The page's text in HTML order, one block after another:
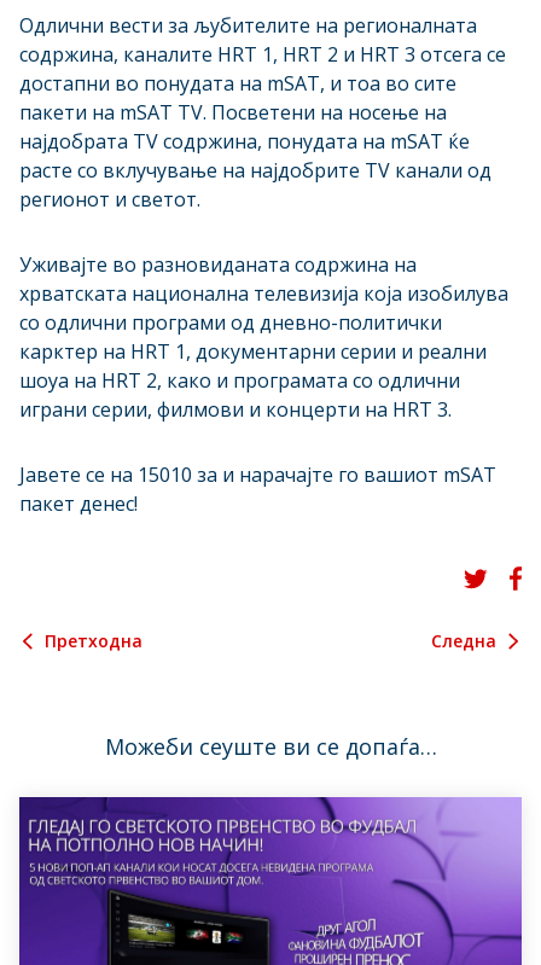
Одлични вести за љубителите на регионалната
содржина, каналите HRT 1, HRT 2 и HRT 3 отсега се
достапни во понудата на mSAT, и тоа во сите
пакети на mSAT TV. Посветени на носење на
најдобрата TV содржина, понудата на mSAT ќе
расте со вклучување на најдобрите TV канали од
регионот и светот.
Уживајте во разновиданата содржина на
хрватската национална телевизија која изобилува
со одлични програми од дневно-политички
карктер на HRT 1, документарни серии и реални
шоуа на HRT 2, како и програмата со одлични
играни серии, филмови и концерти на HRT 3.
Јавете се на 15010 за и нарачајте го вашиот mSAT
пакет денес!
Претходна Следна
Можеби сеуште ви се допаѓа…